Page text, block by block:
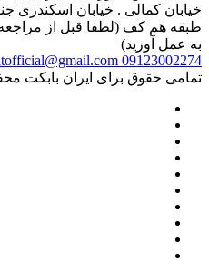
طبقه هم کف (لطفا قبل از
به عمل آورید)
09123002274
تمامی حقوق برای ایران بابکت